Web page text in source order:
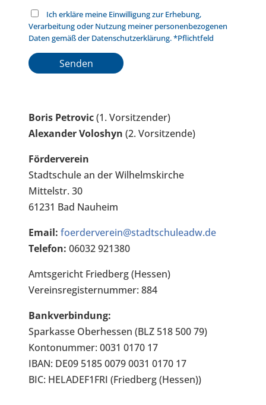
Ich erkläre meine Einwilligung zur Erhebung,
Verarbeitung oder Nutzung meiner personenbezogenen
Daten gemäß der Datenschutzerklärung. *Pflichtfeld
t
t
l
a
s
s
e
d
e
s
s
F
e
l
d
i
t
e
l
a
s
s
e
i
e
e
s
F
e
l
Boris Petrovic(1. Vorsitzender)
Alexander Voloshyn (2. Vorsitzende)
Förderverein
Stadtschule an der Wilhelmskirche
Mittelstr. 30
61231 Bad Nauheim
Email:foerderverein@stadtschuleadw.de
Telefon: 06032 921380
Amtsgericht Friedberg (Hessen)
Vereinsregisternummer: 884
Bankverbindung:
Sparkasse Oberhessen (BLZ 518 500 79)
Kontonummer: 0031 0170 17
IBAN: DE09 5185 0079 0031 0170 17
BIC: HELADEF1FRI (Friedberg (Hessen))